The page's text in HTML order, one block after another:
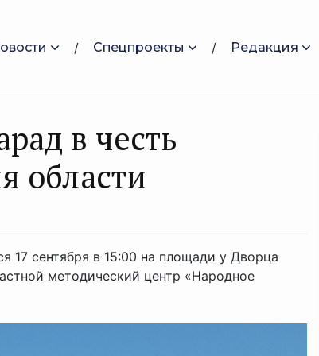
Спецпроекты Редакция
в честь
области
17 сентября в 15:00 на площади у Дворца
методический центр «Народное